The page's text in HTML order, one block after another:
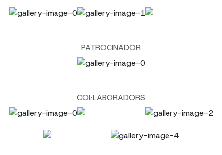
PATROCINADOR
COL·LABORADORS